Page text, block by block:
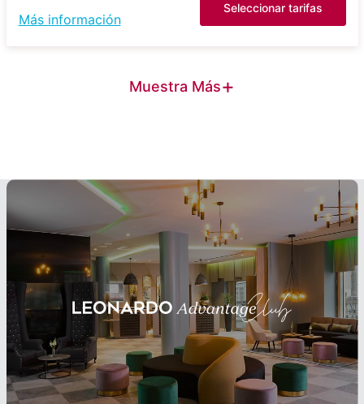
Más información
Seleccionar tarifas
Muestra Más+